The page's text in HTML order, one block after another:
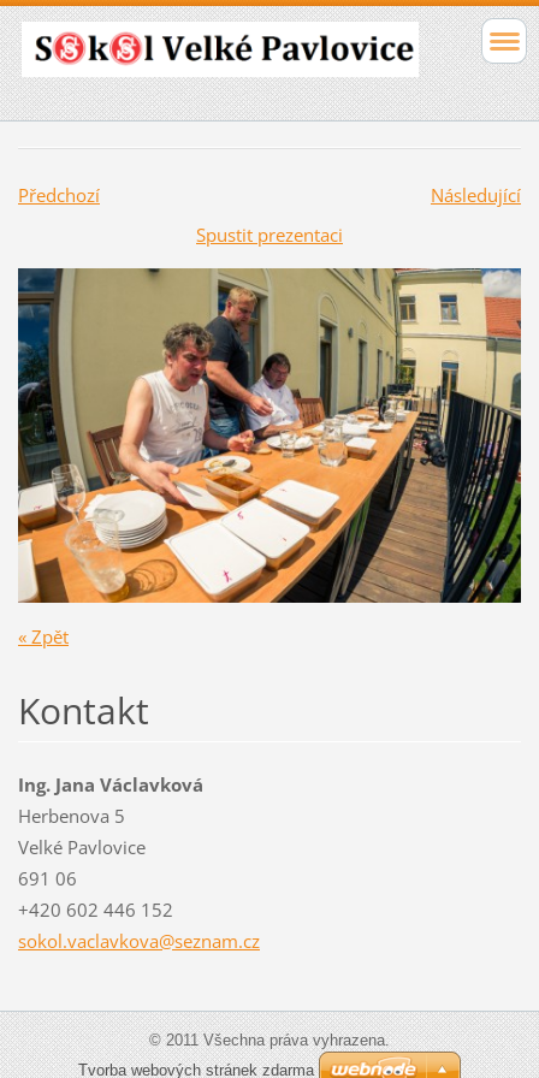
Předchozí
Následující
Spustit prezentaci
« Zpět
Kontakt
Ing. Jana Václavková
Herbenova 5
Velké Pavlovice
691 06
+420 602 446 152
sokol.vaclavkova@seznam.cz
© 2011 Všechna práva vyhrazena.
Tvorba webových stránek zdarma